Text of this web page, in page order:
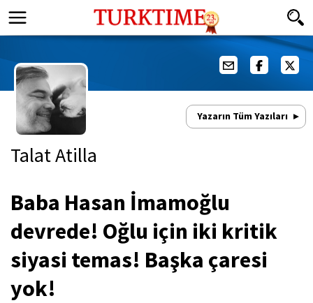
Yazarın Tüm Yazıları
Talat Atilla
Baba Hasan İmamoğlu
devrede! Oğlu için iki kritik
siyasi temas! Başka çaresi
yok!